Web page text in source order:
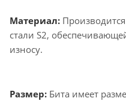
Материал:
стали S2,
износу.
Размер: Бита имеет